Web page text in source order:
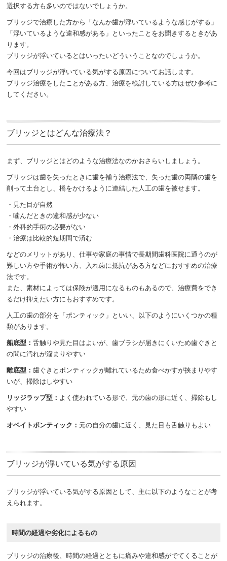
選択する方も多いのではないでしょうか。
ブリッジで治療した方から「なんか歯が浮いているような感じがする」
「浮いているような違和感がある」といったことをお聞きするときがあ
ります。
ブリッジが浮いているとはいったいどういうことなのでしょうか。
今回はブリッジが浮いている気がする原因についてお話します。
ブリッジ治療をしたことがある方、治療を検討している方はぜひ参考に
してください。
ブリッジとはどんな治療法？
まず、ブリッジとはどのような治療法なのかおさらいしましょう。
ブリッジは歯を失ったときに歯を補う治療法で、失った歯の両隣の歯を
削って土台とし、橋をかけるように連結した人工の歯を被せます。
・見た目が自然
・噛んだときの違和感が少ない
・外科的手術の必要がない
・治療は比較的短期間で済む
などのメリットがあり、仕事や家庭の事情で長期間歯科医院に通うのが
難しい方や手術が怖い方、入れ歯に抵抗がある方などにおすすめの治療
法です。
また、素材によっては保険が適用になるものもあるので、治療費をでき
るだけ抑えたい方にもおすすめです。
人工の歯の部分を「ポンティック」といい、以下のようにいくつかの種
類があります。
船底型：舌触りや見た目はよいが、歯ブラシが届きにくいため歯ぐきと
の間に汚れが溜まりやすい
離底型：歯ぐきとポンティックが離れているため食べかすが挟まりやす
いが、掃除はしやすい
リッジラップ型： よく使われている形で、元の歯の形に近く、掃除もし
やすい
オベイトポンティック： 元の自分の歯に近く、見た目も舌触りもよい
ブリッジが浮いている気がする原因
ブリッジが浮いている気がする原因として、主に以下のようなことが考
えられます。
時間の経過や劣化によるもの
ブリッジの治療後、時間の経過とともに痛みや違和感がでてくることが